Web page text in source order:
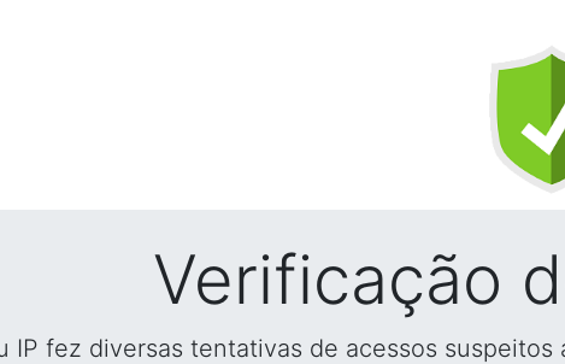
Verificação
IP fez diversas tentativas de acessos